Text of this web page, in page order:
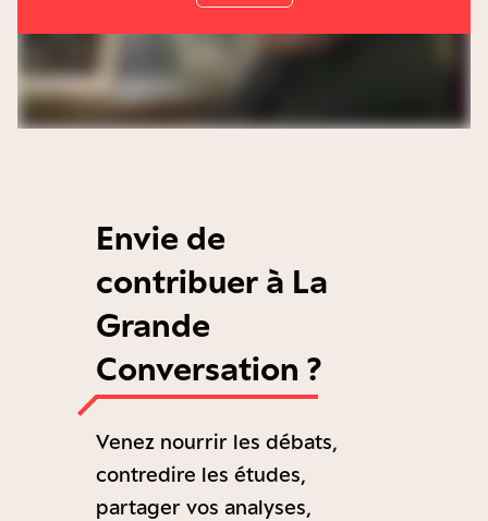
Envie de
contribuer à La
Grande
Conversation ?
Venez nourrir les débats,
contredire les études,
partager vos analyses,